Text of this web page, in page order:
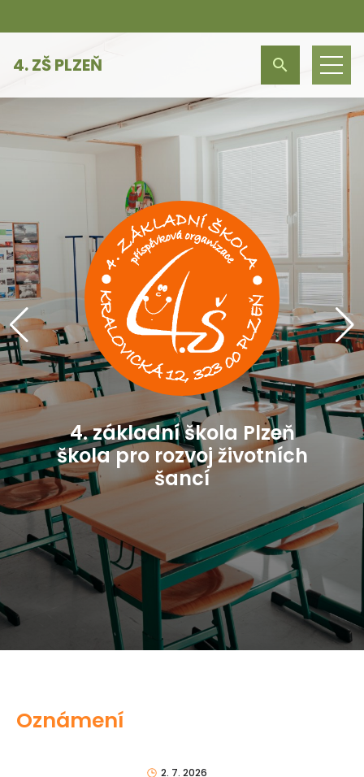
4. ZŠ PLZEŇ
4. základní škola Plzeň
škola pro rozvoj životních
šancí
Oznámení
2. 7. 2026